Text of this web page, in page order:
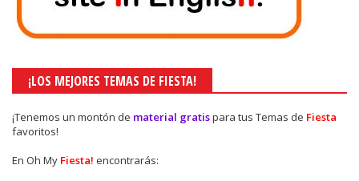
¡LOS MEJORES TEMAS DE FIESTA!
¡Tenemos un montón de material gratispara tus Temas de Fiesta
favoritos!
En Oh My Fiesta! encontrarás: